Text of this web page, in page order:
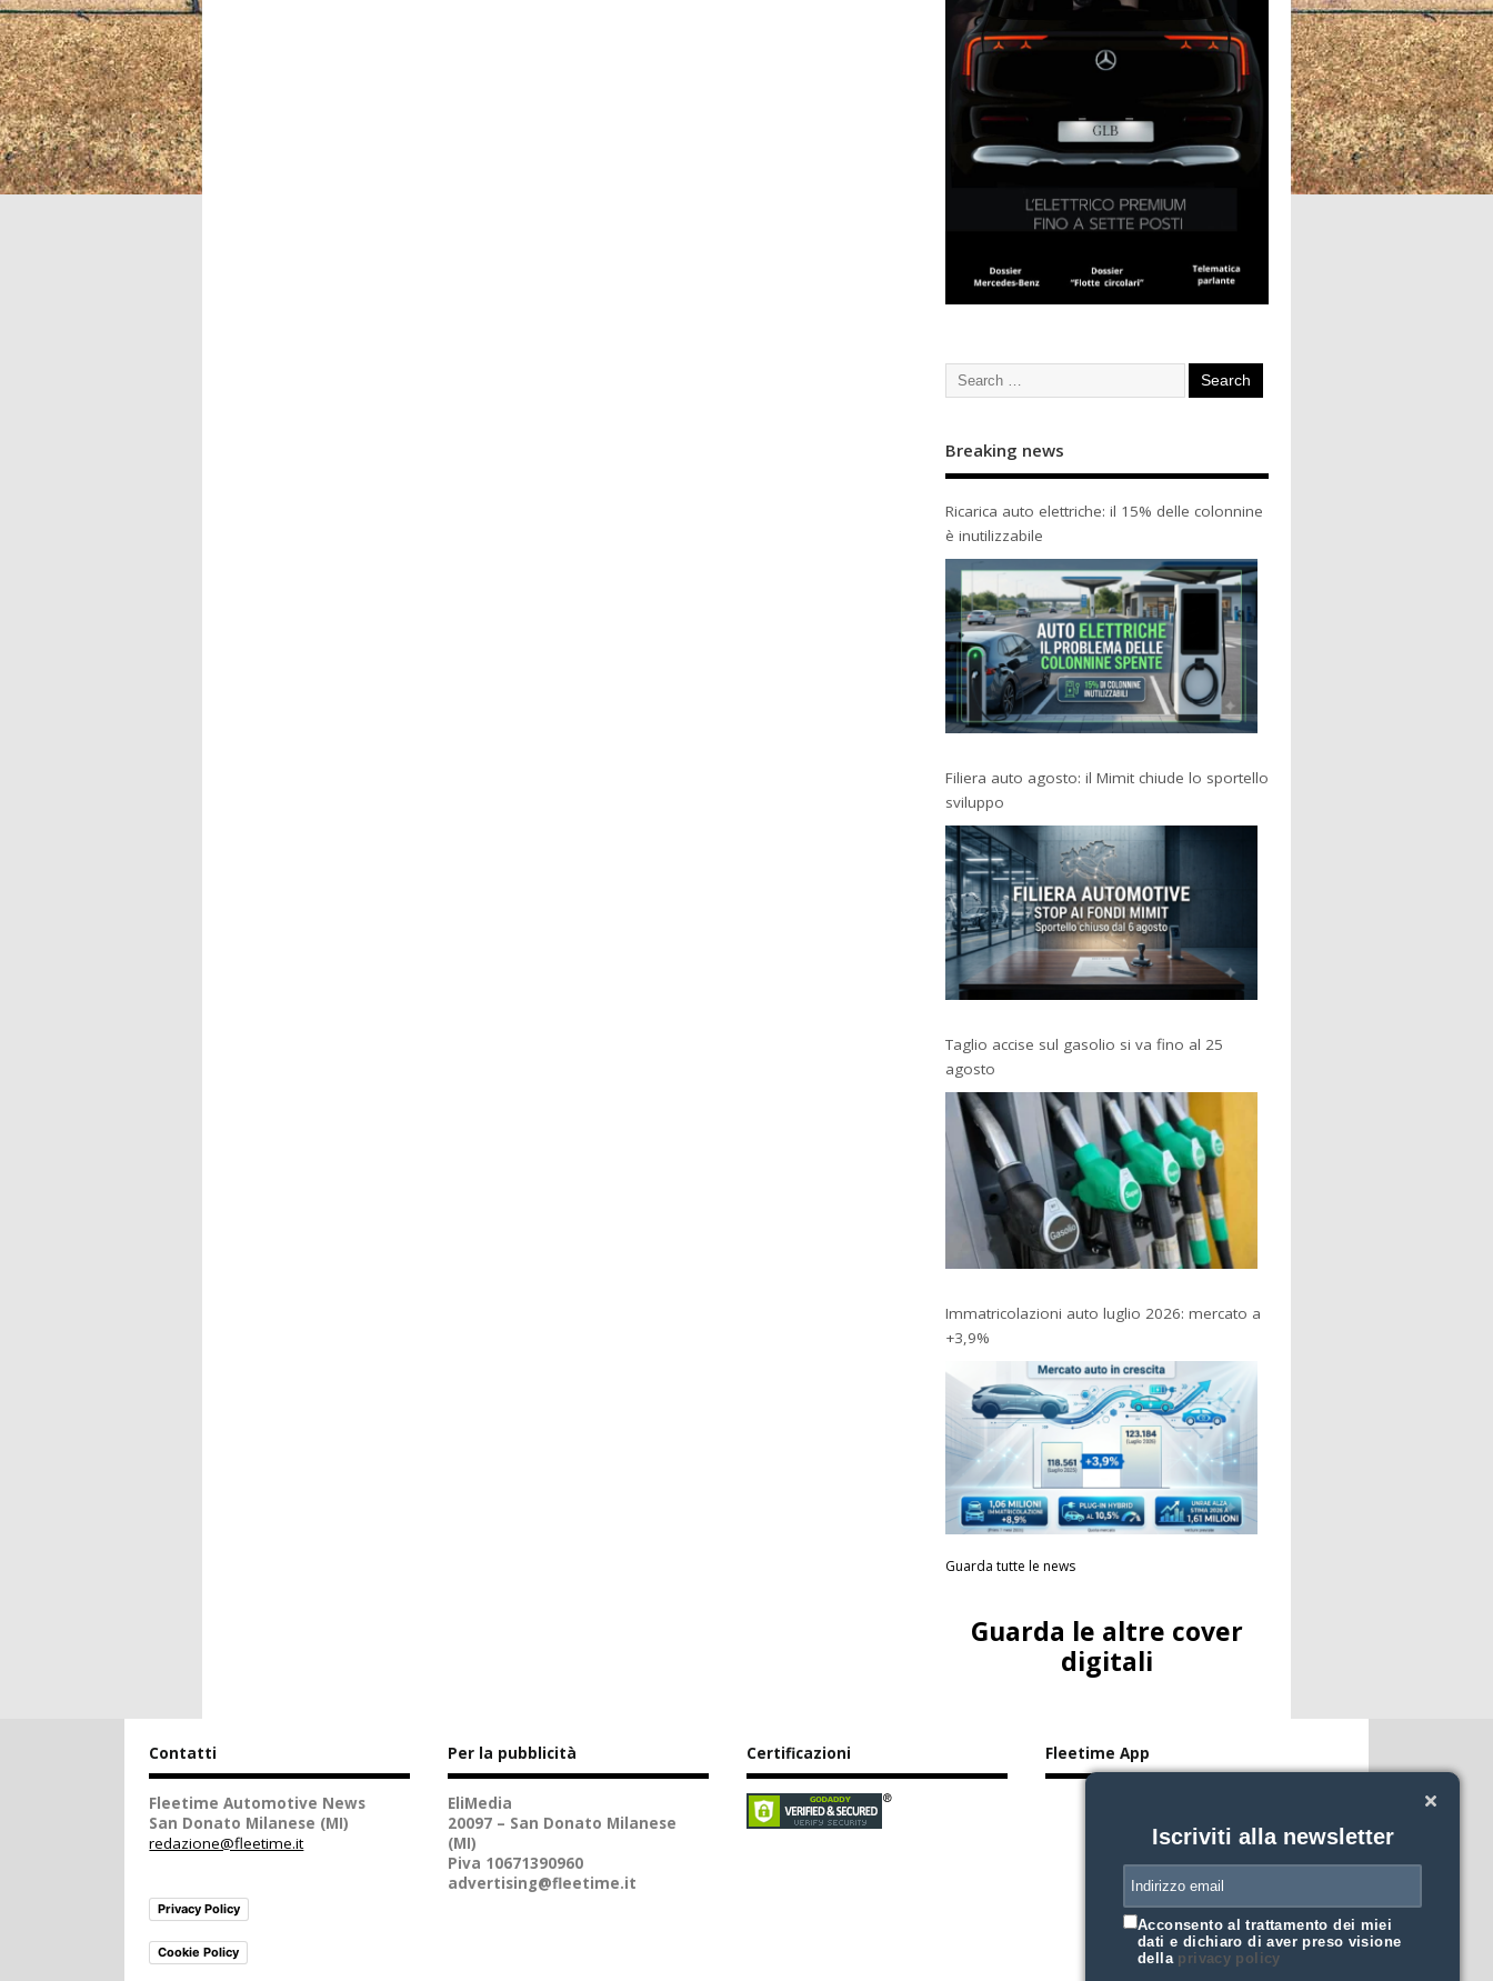
Breaking news
Ricarica auto elettriche: il 15% delle colonnine
è inutilizzabile
Filiera auto agosto: il Mimit chiude lo sportello
sviluppo
Taglio accise sul gasolio si va fino al 25
agosto
Immatricolazioni auto luglio 2026: mercato a
+3,9%
Guarda tutte le news
Iscriviti alla newsletter
Acconsento al trattamento dei miei
dati e dichiaro di aver preso visione
della privacy policy
Guarda le altre cover
digitali
Contatti
Fleetime Automotive News
San Donato Milanese (MI)
redazione@fleetime.it
Privacy Policy
Cookie Policy
Per la pubblicità
EliMedia
20097 – San Donato Milanese
(MI)
Piva 10671390960
advertising@fleetime.it
Certificazioni Fleetime App